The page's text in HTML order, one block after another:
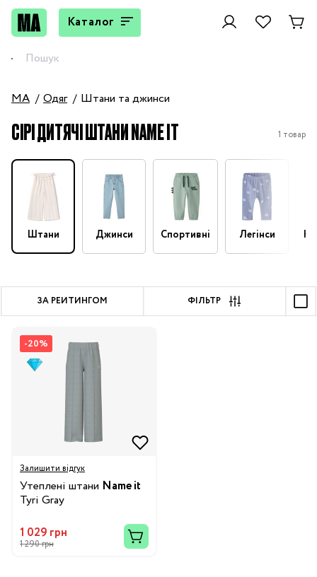
Каталог
MA Одяг Штани та джинси
СІРІ ДИТЯЧІ ШТАНИ NAME IT 1 товар
Штани Джинси Спортивні Легінси
ЗА РЕЙТИНГОМ ФІЛЬТР
-20%
Залишити відгук
Утеплені штани Name it
Tyri Gray
1 029 грн
1 290 грн